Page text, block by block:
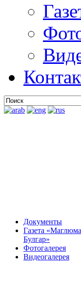
Документы
Газета
Булгар»
Фотогалерея
Видеогалерея